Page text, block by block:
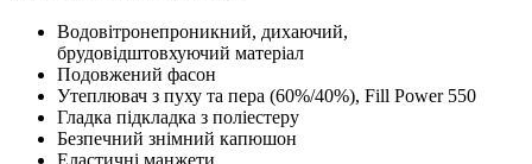
Водовітронепроникний, дихаючий,
брудовідштовхуючий матеріал
Подовжений фасон
Утеплювач з пуху та пера (60%/40%), Fill Power 550
Гладка підкладка з поліестеру
Безпечний знімний капюшон
Еластичні манжети